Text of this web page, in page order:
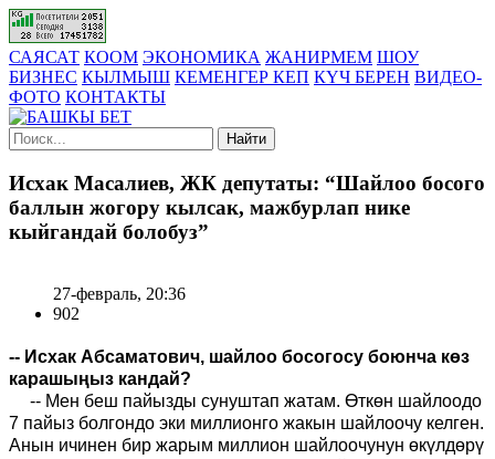
САЯСАТ КООМ ЭКОНОМИКА ЖАНИРМЕМ ШОУ
БИЗНЕС КЫЛМЫШ КЕМЕНГЕР КЕП КҮЧ БЕРЕН ВИДЕО-
ФОТО КОНТАКТЫ
Найти
Исхак Масалиев, ЖК депутаты: “Шайлоо босого
баллын жогору кылсак, мажбурлап нике
кыйгандай болобуз”
27-февраль, 20:36
902
-- Исхак Абсаматович, шайлоо босогосу боюнча көз
карашыңыз кандай?
-- Мен беш пайызды сунуштап жатам. Өткөн шайлоодо
7 пайыз болгондо эки миллионго жакын шайлоочу келген.
Анын ичинен бир жарым миллион шайлоочунун өкүлдөрү